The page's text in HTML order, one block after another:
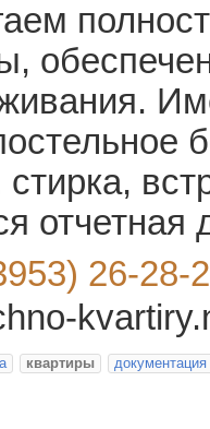
стирка,
отчетная
26-28-
квартиры документация